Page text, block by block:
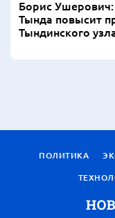
Борис Ушерович:
Тында повысит
Тындинского
ПОЛИТИКА